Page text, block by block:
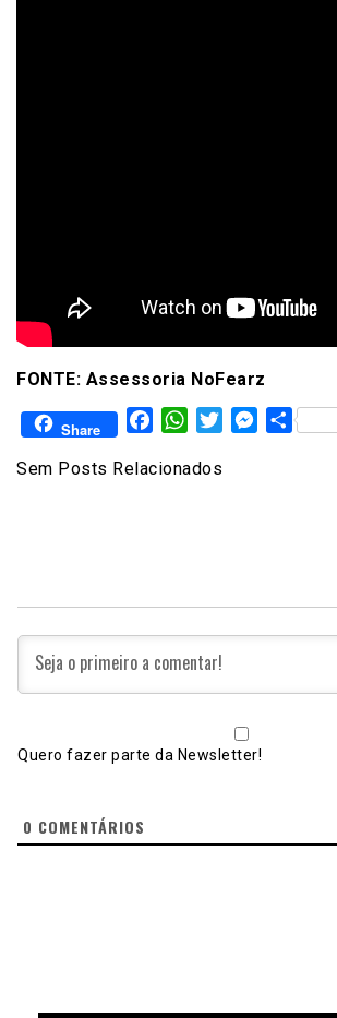
FONTE: Assessoria NoFearz
Share FacebookWhatsAppTwitterMessenger
Share
Sem Posts Relacionados
Quero fazer parte da Newsletter!
0 COMENTÁRIOS